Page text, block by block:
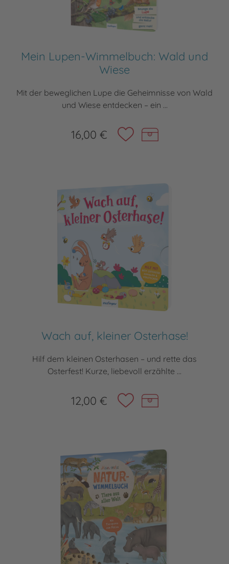
Mein Lupen-Wimmelbuch: Wald und
Wiese
Mit der beweglichen Lupe die Geheimnisse von Wald
und Wiese entdecken – ein ...
16,00 €
Wach auf, kleiner Osterhase!
Hilf dem kleinen Osterhasen – und rette das
Osterfest! Kurze, liebevoll erzählte ...
12,00 €